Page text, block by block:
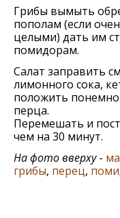
Грибы вымыть
пополам (если
целыми) дать им
помидорам.
Салат заправить
лимонного сока,
положить
перца.
Перемешать и
чем на 30 минут.
На фото вверху-
грибы, перец,